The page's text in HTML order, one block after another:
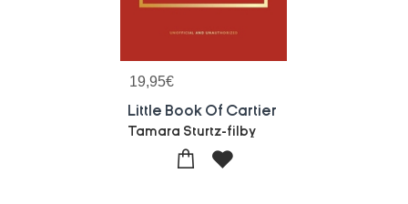
19,95€
Little Book Of Cartier
Tamara Sturtz-filby